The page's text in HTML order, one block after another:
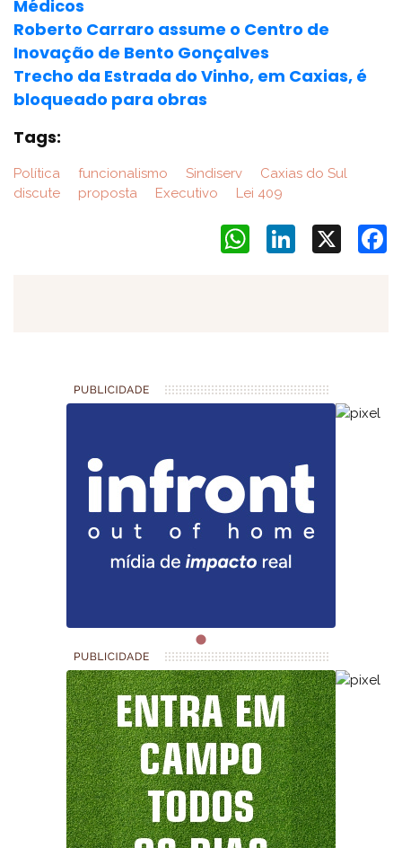
Médicos
Roberto Carraro assume o Centro de
Inovação de Bento Gonçalves
Trecho da Estrada do Vinho, em Caxias, é
bloqueado para obras
Tags:
Política funcionalismo Sindiserv
Caxias do Sul
discute
proposta Executivo Lei 409
LinkedIn
WhatsApp